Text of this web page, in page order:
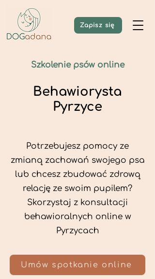
Zapisz się
Szkolenie psów online
Behawiorysta
Pyrzyce
Potrzebujesz pomocy ze
zmianą zachowań swojego psa
lub chcesz zbudować zdrową
relację ze swoim pupilem?
Skorzystaj z konsultacji
behawioralnych online w
Pyrzycach
Umów spotkanie online